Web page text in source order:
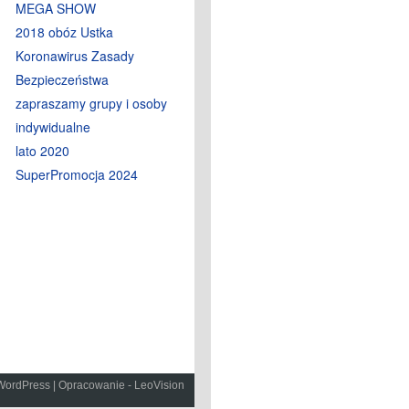
MEGA SHOW
2018 obóz Ustka
Koronawirus Zasady
Bezpieczeństwa
zapraszamy grupy i osoby
indywidualne
lato 2020
SuperPromocja 2024
Opracowanie - LeoVision